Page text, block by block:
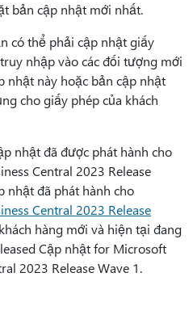
bản cập nhật mới nhất.
có thể phải cập nhật giấy
nhập vào các đối tượng mới
nhật này hoặc bản cập nhật
cho giấy phép của khách
nhật đã được phát hành cho
Central 2023 Release
nhật đã phát hành cho
Central 2023 Release
hàng mới và hiện tại đang
Cập nhật for Microsoft
2023 Release Wave 1.